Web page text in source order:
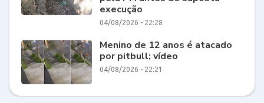
execução
04/08/2026 - 22:28
Menino de 12 anos é atacado
por pitbull; vídeo
04/08/2026 - 22:21